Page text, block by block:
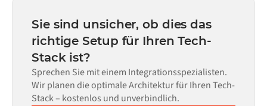
allein nicht ausreicht.
statt Monaten einsatzbereit, abhängig von der
Komplexität des Data Mappings, der Anzahl der
erforderlichen Datenflüsse und Ihrem internen
Prüfprozess. Vorgefertigte Konnektoren für viele
Systeme sind im Alumio Marketplace verfügbar, was die
Einrichtungszeit erheblich verkürzt.
Sie sind unsicher, ob dies das
richtige Setup für Ihren Tech-
Stack ist?
Sprechen Sie mit einem Integrationsspezialisten.
Wir planen die optimale Architektur für Ihren Tech-
Stack – kostenlos und unverbindlich.